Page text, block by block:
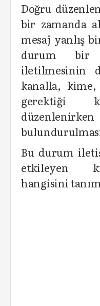
Doğru
bir zamanda
mesaj yanlış
durum bir
iletilmesinin
kanalla,
gerektiği
Bu durum
etkileyen
hangisini